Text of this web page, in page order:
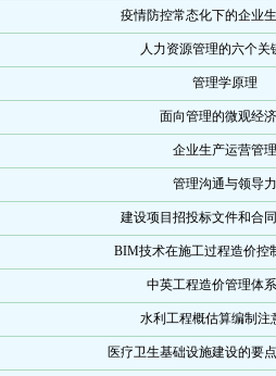
疫情防控常态化下的企业
人力资源管理的六个关
管理学原理
面向管理的微观经
企业生产运营管理
管理沟通与领导力
建设项目招投标文件和合
BIM技术在施工过程造价控
中英工程造价管理体
水利工程概估算编制注
医疗卫生基础设施建设的要